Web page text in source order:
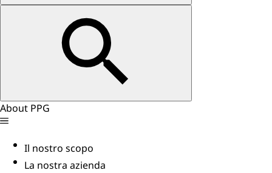
About PPG
Il nostro scopo
La nostra azienda